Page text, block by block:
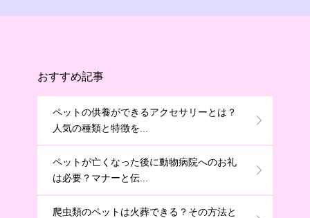
おすすめ記事
ペットの供養ができるアクセサリーとは？
人気の種類と特徴を...
ペットが亡くなった後に動物病院へのお礼
は必要？マナーと伝...
爬虫類のペットは火葬できる？その方法と